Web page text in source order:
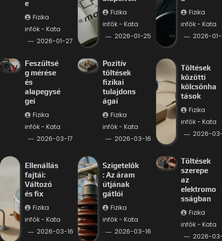
e
Fizika
infók - Kata
2026-01-27
Fizika
infók - Kata
2026-01-25
Fizika
infók - Kata
2026-
Feszültsé
g mérése
és
alapegysé
gei
Fizika
infók - Kata
2026-03-17
Pozitív
töltések
fizikai
tulajdons
ágai
Fizika
infók - Kata
2026-03-16
Töltések
közötti
kölcsönha
tások
Fizika
infók - Kata
2026-
Ellenállás
fajtái:
Változó
és fix
Fizika
infók - Kata
2026-03-16
Szigetelők
: Az áram
útjának
gátlói
Fizika
infók - Kata
2026-03-16
Töltések
szerepe
az
elektromo
sságban
Fizika
infók - Kata
2026-